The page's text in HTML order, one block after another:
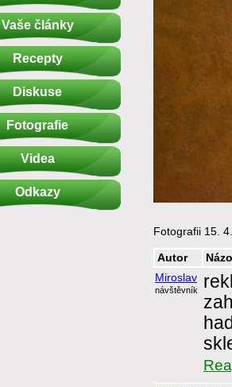
Vaše články
Recepty
Diskuse
Fotografie
Videa
Odkazy
Fotografii 15.
Autor
Miroslav
návštěvník